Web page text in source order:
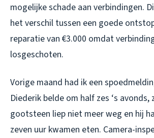
mogelijke schade aan verbindingen.
het verschil tussen een goede
reparatie van €3.000 omdat
losgeschoten.
Vorige maand had ik een
Diederik belde om half zes ‘s avonds,
gootsteen liep niet meer weg en hij
zeven uur kwamen eten. Camera-